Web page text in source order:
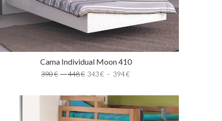
Cama Individual Moon 410
390€ –448€ 343€ – 394€